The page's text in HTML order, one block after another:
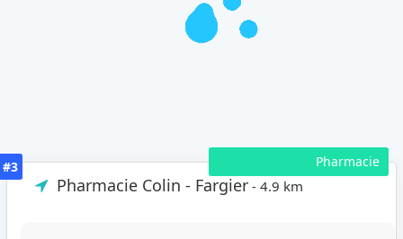
Pharmacie
#3
Pharmacie Colin - Fargier - 4.9 km